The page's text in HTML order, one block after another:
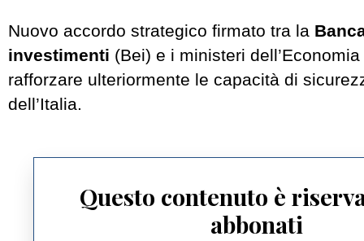
Nuovo accordo strategico firmato tra la
investimenti (Bei) e i ministeri dell’Economia
rafforzare ulteriormente le capacità di
dell’Italia.
Questo contenuto è
abbonati